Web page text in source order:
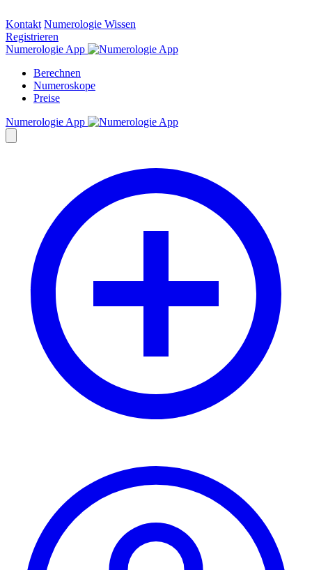
Kontakt Numerologie Wissen
Registrieren
Numerologie App
Berechnen
Numeroskope
Preise
Numerologie App